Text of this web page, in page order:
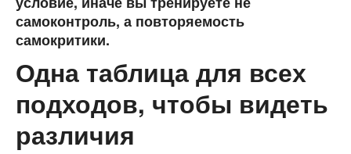
самоконтроль, а повторяемость
самокритики.
Одна таблица для всех
подходов, чтобы видеть
различия